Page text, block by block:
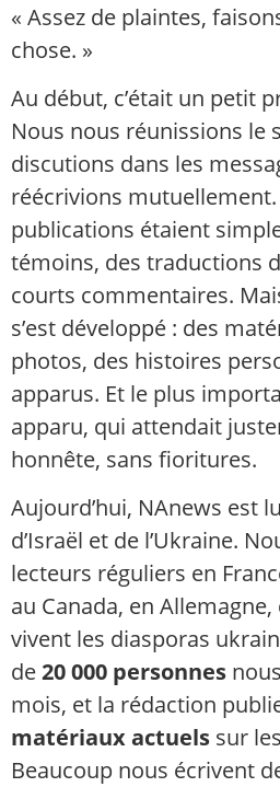
« Assez de plaintes,
chose. »
Au début, c’était un petit
Nous nous réunissions le
discutions dans les
réécrivions
publications étaient
témoins, des traductions
courts commentaires.
s’est développé : des
photos, des histoires
apparus. Et le plus
apparu, qui attendait
honnête, sans fioritures.
Aujourd’hui, NAnews est
d’Israël et de l’Ukraine.
lecteurs réguliers en
au Canada, en
vivent les diasporas
de20 000 personnes
mois, et la rédaction
matériaux actuels sur
Beaucoup nous écrivent